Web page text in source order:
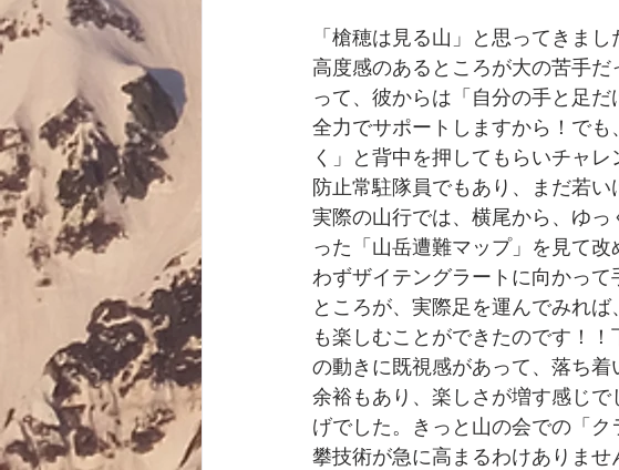
「槍穂は見る山」と思ってきま
高度感のあるところが大の苦手
って、彼からは「自分の手と足
全力でサポートしますから！で
く」と背中を押してもらいチャ
防止常駐隊員でもあり、まだ若い
実際の山行では、横尾から、ゆ
った「山岳遭難マップ」を見て
わずザイテングラートに向かって
ところが、実際足を運んでみれ
も楽しむことができたのです！
の動きに既視感があって、落ち
余裕もあり、楽しさが増す感じ
げでした。きっと山の会での「
攀技術が急に高まるわけありま